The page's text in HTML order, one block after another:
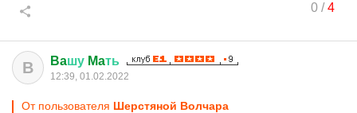
0/4
B Baшу Maть
12:39, 01.02.2022
От пользователя Шерстяной Волчара